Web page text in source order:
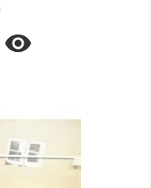
